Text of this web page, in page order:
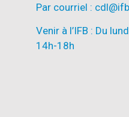
Par courriel :
Venir à l’IFB : Du
14h-18h